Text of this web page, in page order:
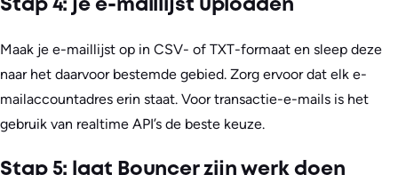
Stap 4: je e-maillijst uploaden
Maak je e-maillijst op in CSV- of TXT-formaat en sleep deze
naar het daarvoor bestemde gebied. Zorg ervoor dat elk e-
mailaccountadres erin staat. Voor transactie-e-mails is het
gebruik van realtime API’s de beste keuze.
Stap 5: laat Bouncer zijn werk doen